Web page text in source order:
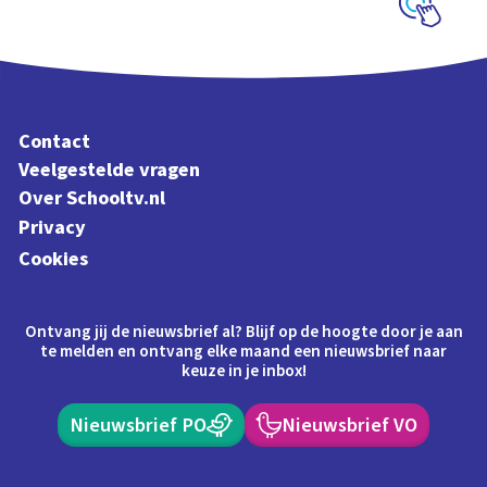
Contact
Veelgestelde vragen
Over Schooltv.nl
Privacy
Cookies
Ontvang jij de nieuwsbrief al? Blijf op de hoogte door je aan
te melden en ontvang elke maand een nieuwsbrief naar
keuze in je inbox!
Nieuwsbrief PO Nieuwsbrief VO